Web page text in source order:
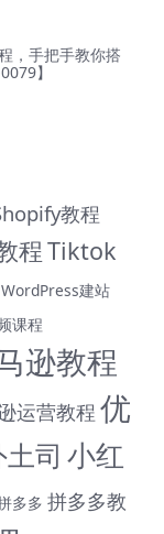
，手把手教你搭
】
教程
程Tiktok
WordPress建站
课程
逊教程
运营教程 优
司 小红
多多 拼多多教